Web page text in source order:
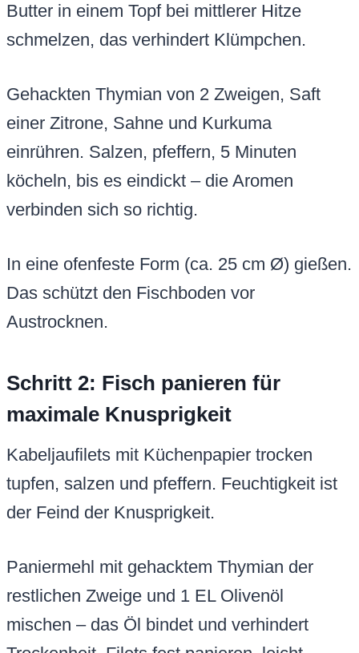
Butter in einem Topf bei mittlerer Hitze
schmelzen, das verhindert Klümpchen.
Gehackten Thymian von 2 Zweigen, Saft
einer Zitrone, Sahne und Kurkuma
einrühren. Salzen, pfeffern, 5 Minuten
köcheln, bis es eindickt – die Aromen
verbinden sich so richtig.
In eine ofenfeste Form (ca. 25 cm Ø) gießen.
Das schützt den Fischboden vor
Austrocknen.
Schritt 2: Fisch panieren für
maximale Knusprigkeit
Kabeljaufilets mit Küchenpapier trocken
tupfen, salzen und pfeffern. Feuchtigkeit ist
der Feind der Knusprigkeit.
Paniermehl mit gehacktem Thymian der
restlichen Zweige und 1 EL Olivenöl
mischen – das Öl bindet und verhindert